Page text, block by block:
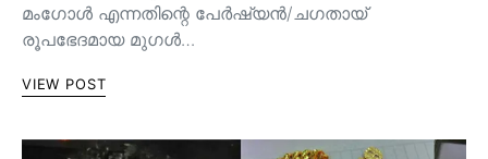
മംഗോൾ എന്നതിന്റെ പേർഷ്യൻ/ചഗതായ്
രൂപഭേദമായ മുഗൾ…
VIEW POST